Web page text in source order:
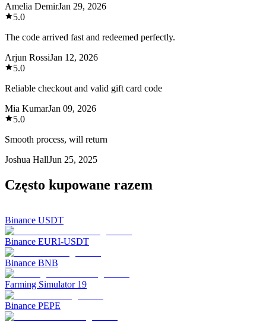
Amelia DemirJan 29, 2026
5.0
The code arrived fast and redeemed perfectly.
Arjun RossiJan 12, 2026
5.0
Reliable checkout and valid gift card code
Mia KumarJan 09, 2026
5.0
Smooth process, will return
Joshua HallJun 25, 2025
Często kupowane razem
Binance USDT
Binance EURI-USDT
Binance BNB
Farming Simulator 19
Binance PEPE